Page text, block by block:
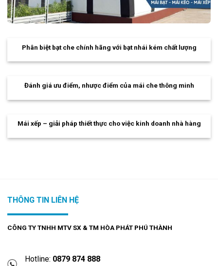
Phân biệt bạt che chính hãng với bạt nhái kém chất lượng
Đánh giá ưu điểm, nhược điểm của mái che thông minh
Mái xếp – giải pháp thiết thực cho việc kinh doanh nhà hàng
THÔNG TIN LIÊN HỆ
CÔNG TY TNHH MTV SX & TM HÒA PHÁT PHÚ THÀNH
Hotline: 0879 874 888